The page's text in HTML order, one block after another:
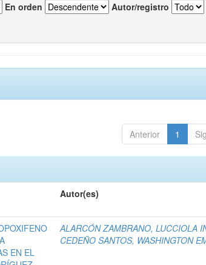
En orden Autor/registro
Anterior 1
Autor(es)
EN EL
ALARCÓN ZAMBRANO, LUCCIOLA
CEDEÑO SANTOS, WASHINGTON